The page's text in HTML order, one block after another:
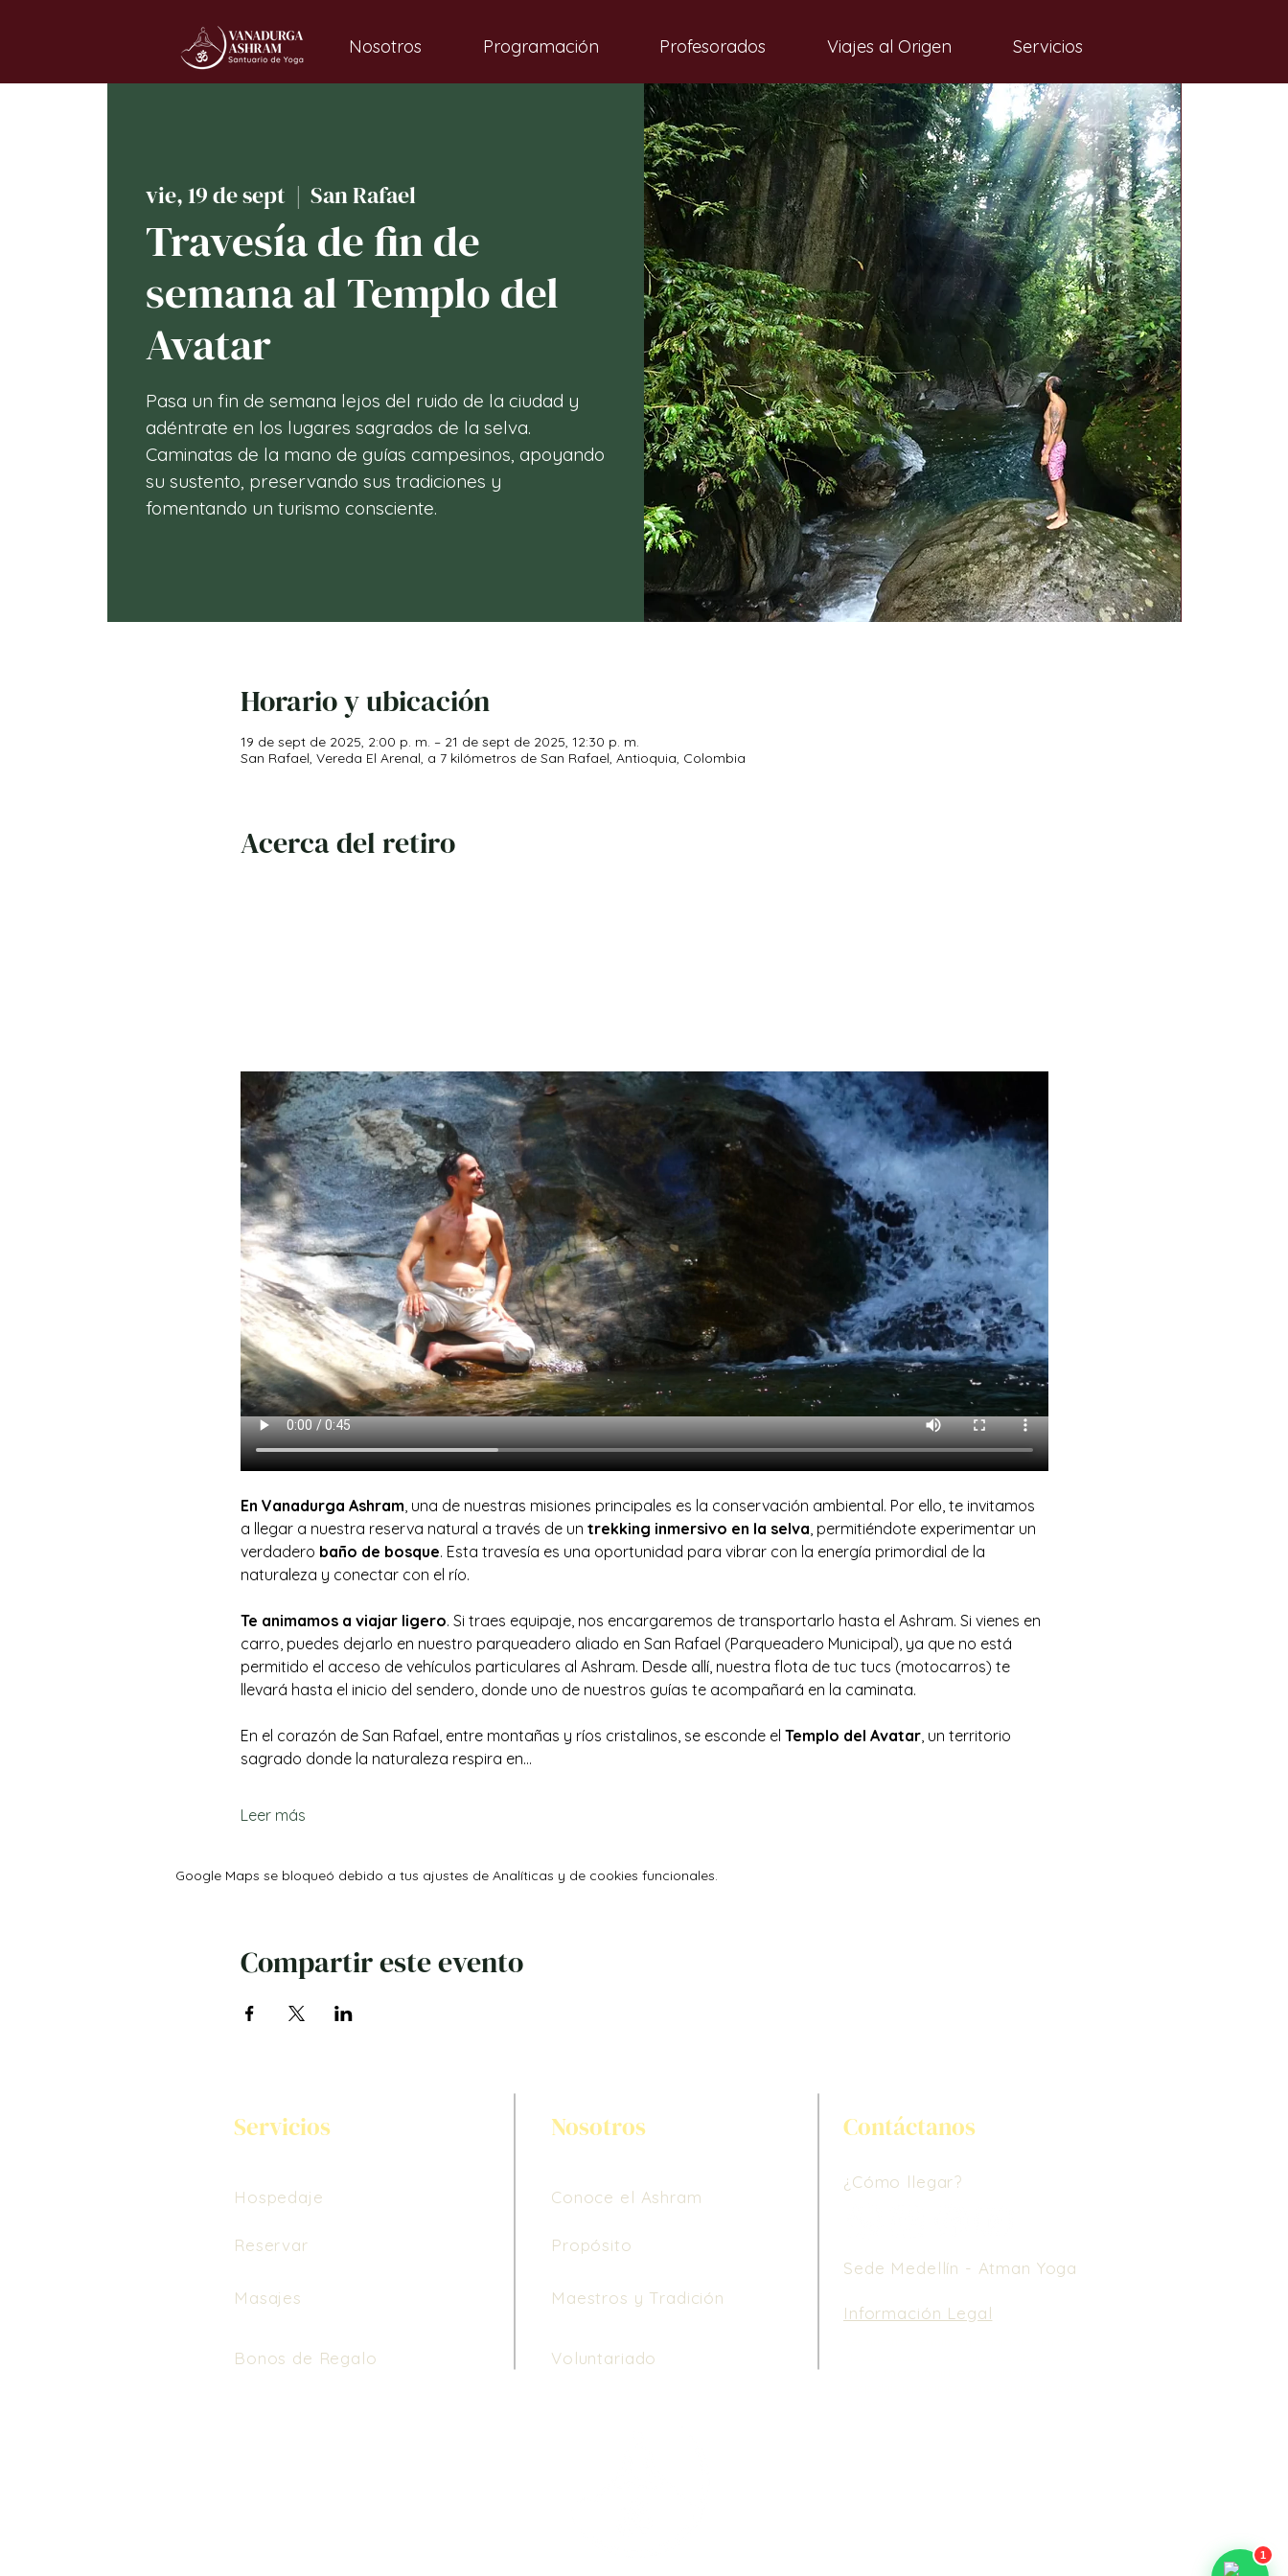
Nosotros Programación Profesorados Viajes al Origen Servicios
vie, 19 de sept
  |
San Rafael
Travesía de fin de
semana al Templo del
Avatar
Pasa un fin de semana lejos del ruido de la ciudad y
adéntrate en los lugares sagrados de la selva.
Caminatas de la mano de guías campesinos, apoyando
su sustento, preservando sus tradiciones y
fomentando un turismo consciente.
Horario y ubicación
19 de sept de 2025, 2:00 p. m. – 21 de sept de 2025, 12:30 p. m.
San Rafael, Vereda El Arenal, a 7 kilómetros de San Rafael, Antioquia, Colombia
Acerca del retiro
En Vanadurga Ashram , una de nuestras misiones principales es la conservación ambiental. Por ello, te invitamos
a llegar a nuestra reserva natural a través de un trekking inmersivo en la selva , permitiéndote experimentar un
verdadero baño de bosque. Esta travesía es una oportunidad para vibrar con la energía primordial de la
naturaleza y conectar con el río.
Te animamos a viajar ligero. Si traes equipaje, nos encargaremos de transportarlo hasta el Ashram. Si vienes en
carro, puedes dejarlo en nuestro parqueadero aliado en San Rafael (Parqueadero Municipal), ya que no está
permitido el acceso de vehículos particulares al Ashram. Desde allí, nuestra flota de tuc tucs (motocarros) te
llevará hasta el inicio del sendero, donde uno de nuestros guías te acompañará en la caminata.
En el corazón de San Rafael, entre montañas y ríos cristalinos, se esconde el Templo del Avatar, un territorio
sagrado donde la naturaleza respira en…
Leer más
Google Maps se bloqueó debido a tus ajustes de Analíticas y de cookies funcionales.
Compartir este evento
Servicios Nosotros Contáctanos
Hospedaje Conoce el Ashram
¿Cómo llegar?
Propósito
Reservar
Sede Medellín - Atman Yoga
Masajes
Bonos de Regalo
Maestros y Tradición
Voluntariado
Información Legal